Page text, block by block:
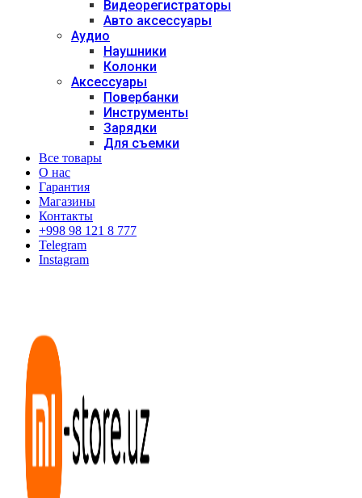
Видеорегистраторы
Авто аксессуары
Аудио
Наушники
Колонки
Аксессуары
Повербанки
Инструменты
Зарядки
Для съемки
Все товары
О нас
Гарантия
Магазины
Контакты
+998 98 121 8 777
Telegram
Instagram